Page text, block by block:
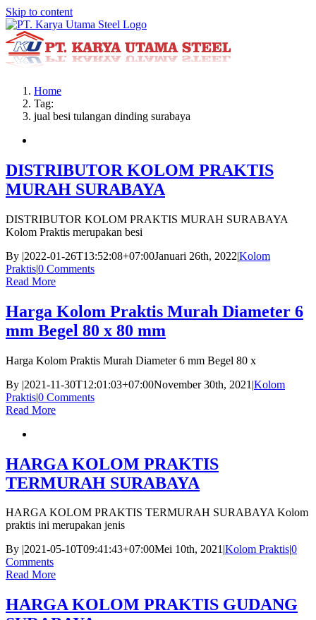
Skip to content
Home
Tag:
jual besi tulangan dinding surabaya
DISTRIBUTOR KOLOM PRAKTIS
MURAH SURABAYA
DISTRIBUTOR KOLOM PRAKTIS MURAH SURABAYA
Kolom Praktis merupakan besi
By |2022-01-26T13:52:08+07:00Januari 26th, 2022|Kolom
Praktis|0 Comments
Read More
Harga Kolom Praktis Murah Diameter 6
mm Begel 80 x 80 mm
Harga Kolom Praktis Murah Diameter 6 mm Begel 80 x
By |2021-11-30T12:01:03+07:00November 30th, 2021 |Kolom
Praktis|0 Comments
Read More
HARGA KOLOM PRAKTIS
TERMURAH SURABAYA
HARGA KOLOM PRAKTIS TERMURAH SURABAYA Kolom
praktis ini merupakan jenis
By |2021-05-10T09:41:43+07:00Mei 10th, 2021|Kolom Praktis|0
Comments
Read More
HARGA KOLOM PRAKTIS GUDANG